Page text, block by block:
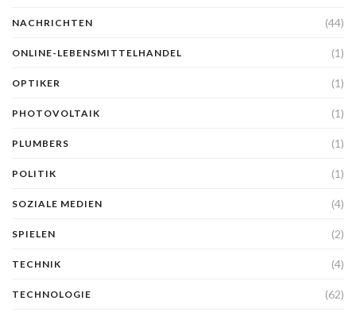
NACHRICHTEN (44)
ONLINE-LEBENSMITTELHANDEL (1)
OPTIKER (1)
PHOTOVOLTAIK (1)
PLUMBERS (1)
POLITIK (1)
SOZIALE MEDIEN (4)
SPIELEN (2)
TECHNIK (4)
TECHNOLOGIE (62)